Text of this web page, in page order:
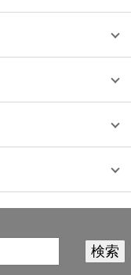
きた。若い会社だからこ